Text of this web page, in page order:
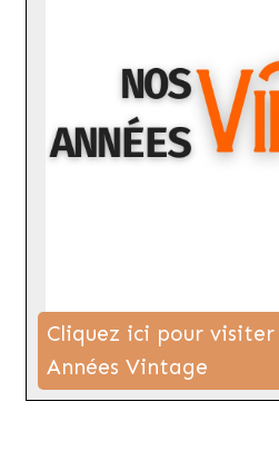
Cliquez ici pour
Années Vintage